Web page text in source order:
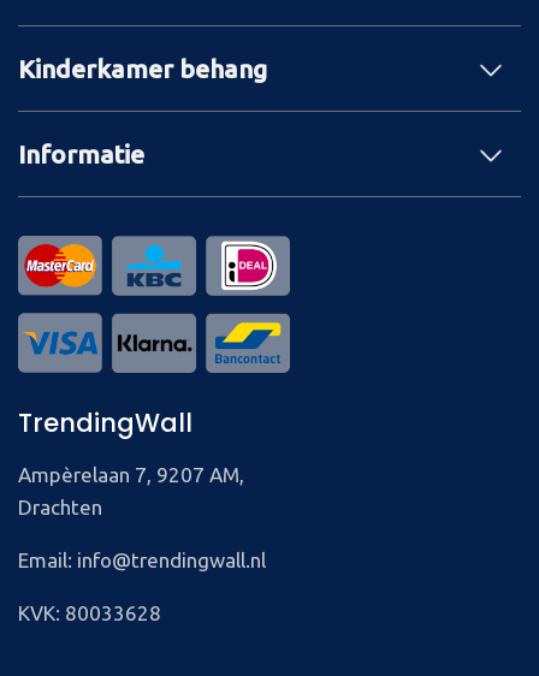
Kinderkamer behang
Informatie
TrendingWall
Ampèrelaan 7, 9207 AM,
Drachten
Email: info@trendingwall.nl
KVK: 80033628